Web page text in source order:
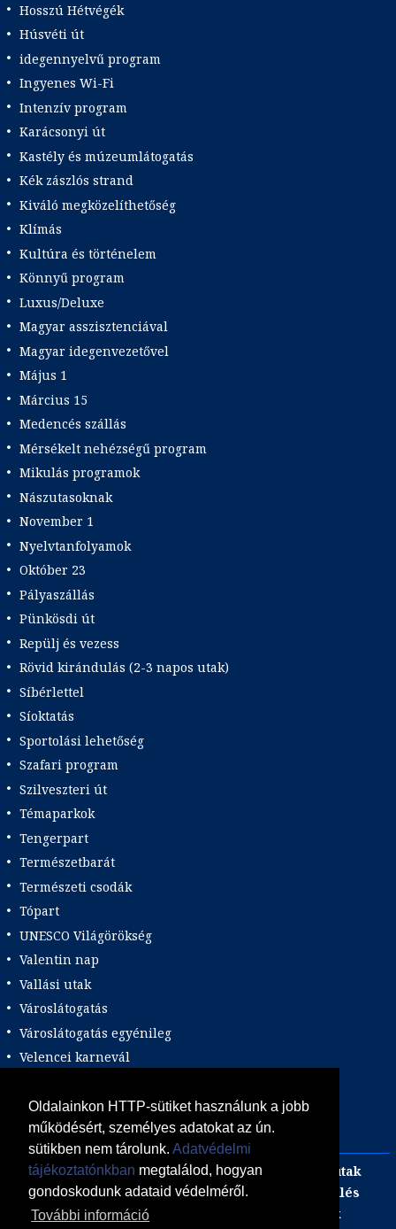
Oldalainkon HTTP-sütiket használunk a jobb
működésért, személyes adatokat az ún.
sütikben nem tárolunk. Adatvédelmi
tájékoztatónkban megtalálod, hogyan
gondoskodunk adataid védelméről.
További információ
Hosszú Hétvégék
Húsvéti út
idegennyelvű program
Ingyenes Wi-Fi
Intenzív program
Karácsonyi út
Kastély és múzeumlátogatás
Kék zászlós strand
Kiváló megközelíthetőség
Klímás
Kultúra és történelem
Könnyű program
Luxus/Deluxe
Magyar asszisztenciával
Magyar idegenvezetővel
Május 1
Március 15
Medencés szállás
Mérsékelt nehézségű program
Mikulás programok
Nászutasoknak
November 1
Nyelvtanfolyamok
Október 23
Pályaszállás
Pünkösdi út
Repülj és vezess
Rövid kirándulás (2-3 napos utak)
Síbérlettel
Síoktatás
Sportolási lehetőség
Szafari program
Szilveszteri út
Témaparkok
Tengerpart
Természetbarát
Természeti csodák
Tópart
UNESCO Világörökség
Valentin nap
Vallási utak
Városlátogatás
Városlátogatás egyénileg
Velencei karnevál
Wellness
Zene tematika
Adults only Incentive
Szilveszteri egzotikus utak
Adventi utak
focijegy + szállás
Kombinált üdülés
Akciós Egzotikum
Gasztro utak
Luxushotelek